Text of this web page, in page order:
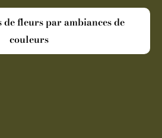
fleurs par ambiances de
couleurs